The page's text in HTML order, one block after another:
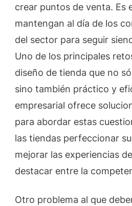
crear puntos de venta. Es
mantengan al día de los
del sector para seguir
Uno de los principales
diseño de tienda que no
sino también práctico y
empresarial ofrece
para abordar estas
las tiendas perfeccionar
mejorar las experiencias
destacar entre la
Otro problema al que